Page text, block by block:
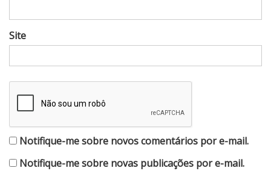
Site
Notifique-me sobre novos comentários por e-mail.
Notifique-me sobre novas publicações por e-mail.